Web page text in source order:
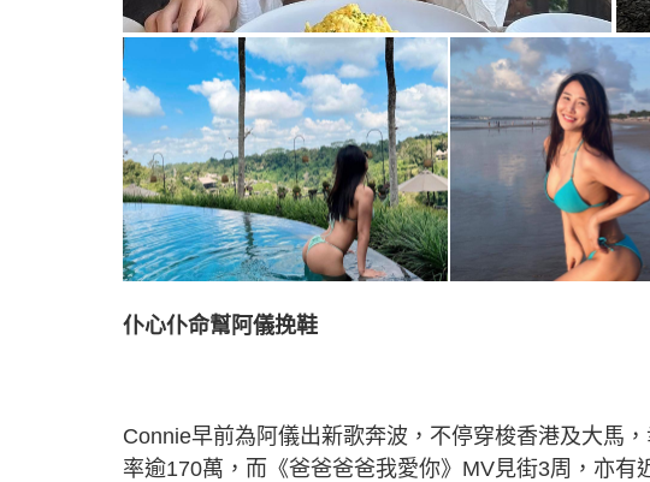
仆心仆命幫阿儀挽鞋
Connie早前為阿儀出新歌奔波，不停穿梭香港及大馬
率逾170萬，而《爸爸爸爸我愛你》MV見街3周，亦